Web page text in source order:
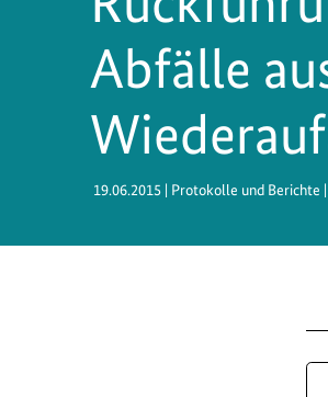
Sicherheit
Abfälle
19.06.2015| Protokolle und Berichte